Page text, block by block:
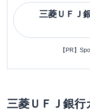
三菱ＵＦＪ
【PR】
三菱ＵＦＪ銀行